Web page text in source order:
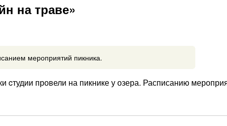
на траве»
мероприятий пикника.
cтудии провели на пикнике у озера. Расписанию